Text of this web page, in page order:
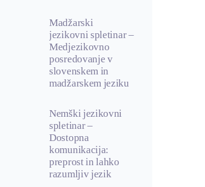
Madžarski
jezikovni spletinar –
Medjezikovno
posredovanje v
slovenskem in
madžarskem jeziku
Nemški jezikovni
spletinar –
Dostopna
komunikacija:
preprost in lahko
razumljiv jezik